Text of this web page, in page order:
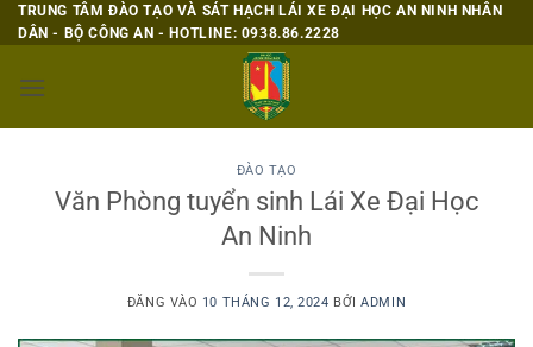
Bỏ
qua
dung
TRUNG TÂM ĐÀO TẠO VÀ SÁT HẠCH LÁI XE ĐẠI HỌC AN NINH NHÂN
DÂN - BỘ CÔNG AN - HOTLINE: 0938.86.2228
ĐÀO TẠO
Văn Phòng tuyển sinh Lái Xe Đại Học
An Ninh
ĐĂNG VÀO 10 THÁNG 12, 2024 BỞIADMIN